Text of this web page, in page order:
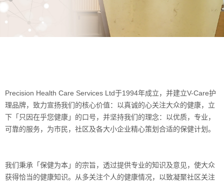
Precision Health Care Services Ltd于1994年成立，并建立V-Care护
理品牌，致力宣扬我们的核心价值：以真诚的心关注大众的健康，立
下「只因在乎您健康」的口号，并坚持我们的理念：以优质，专业，
可靠的服务，为市民，社区及各大小企业精心策划合适的保健计划。
我们秉承「保健为本」的宗旨，透过提供专业的知识及意见，使大众
获得恰当的健康知识。从多关注个人的健康情况，以致凝聚社区关注